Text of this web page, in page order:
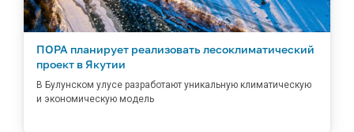
ПОРА планирует реализовать лесоклиматический
проект в Якутии
В Булунском улусе разработают уникальную климатическую
и экономическую модель